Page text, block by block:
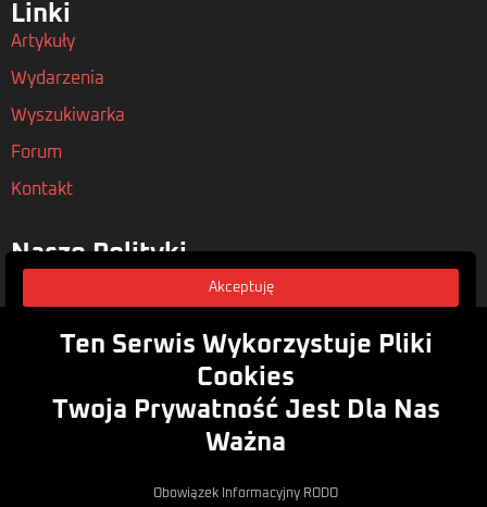
Linki
Artykuły
Wydarzenia
Wyszukiwarka
Forum
Kontakt
Nasze Polityki
Zasubskrybuj
Zapisz się do naszego newsletera, aby być na bieżąco z
Akceptuję
Ten Serwis Wykorzystuje Pliki
Cookies
Twoja Prywatność Jest Dla Nas
Ważna
Obowiązek Informacyjny RODO